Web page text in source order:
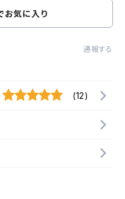
お気に入り
通報する
(12)